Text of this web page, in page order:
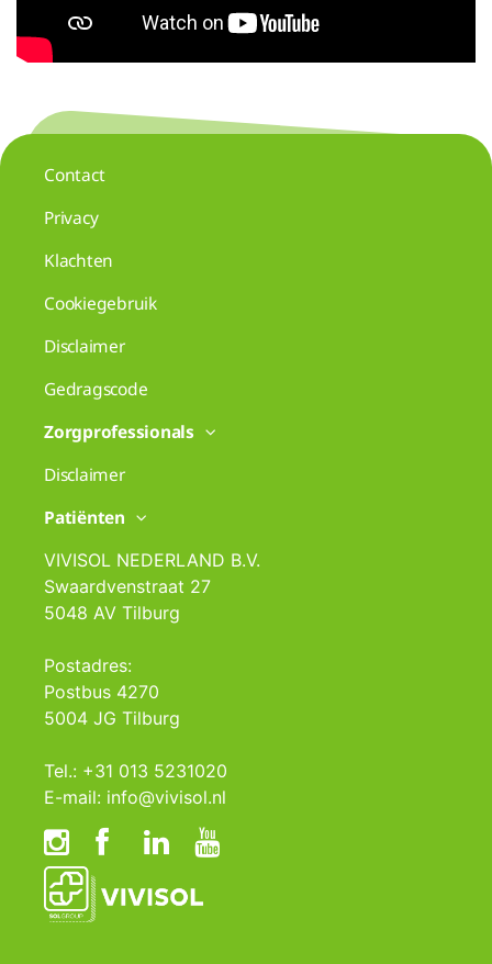
Contact
Privacy
Klachten
Cookiegebruik
Disclaimer
Gedragscode
Zorgprofessionals
Disclaimer
Patiënten
VIVISOL NEDERLAND B.V.
Swaardvenstraat 27
5048 AV Tilburg
Postadres:
Postbus 4270
5004 JG Tilburg
Tel.: +31 013 5231020
E-mail: info@vivisol.nl